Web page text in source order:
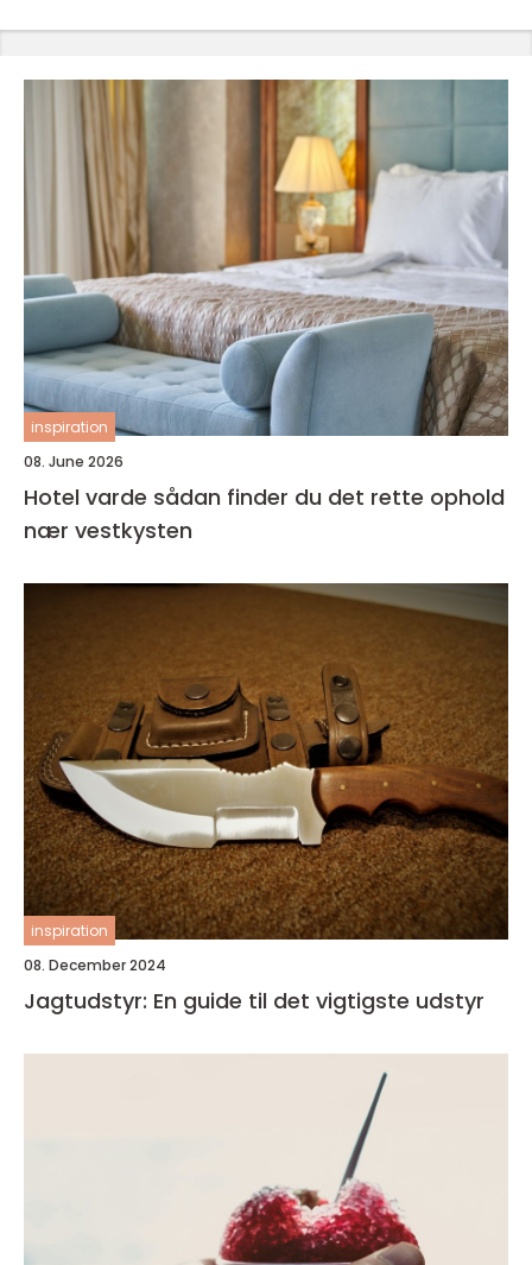
inspiration
08. June 2026
Hotel varde sådan finder du det rette ophold
nær vestkysten
inspiration
08. December 2024
Jagtudstyr: En guide til det vigtigste udstyr